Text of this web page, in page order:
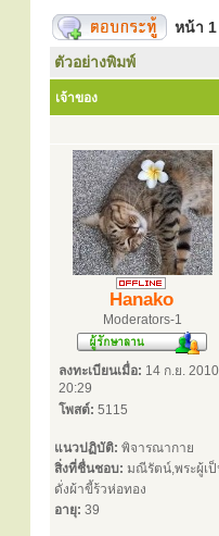
หน้า 1
ตัวอย่างพิมพ์
เจ้าของ
Hanako
Moderators-1
ลงทะเบียนเมื่อ: 14 ก.ย.
20:29
โพสต์: 5115
แนวปฏิบัติ: พิจารณากาย
สิ่งที่ชื่นชอบ: มณีรัตน์,พระผู้เ
ดั่งผ้าขี้ร้วห่อทอง
อายุ: 39